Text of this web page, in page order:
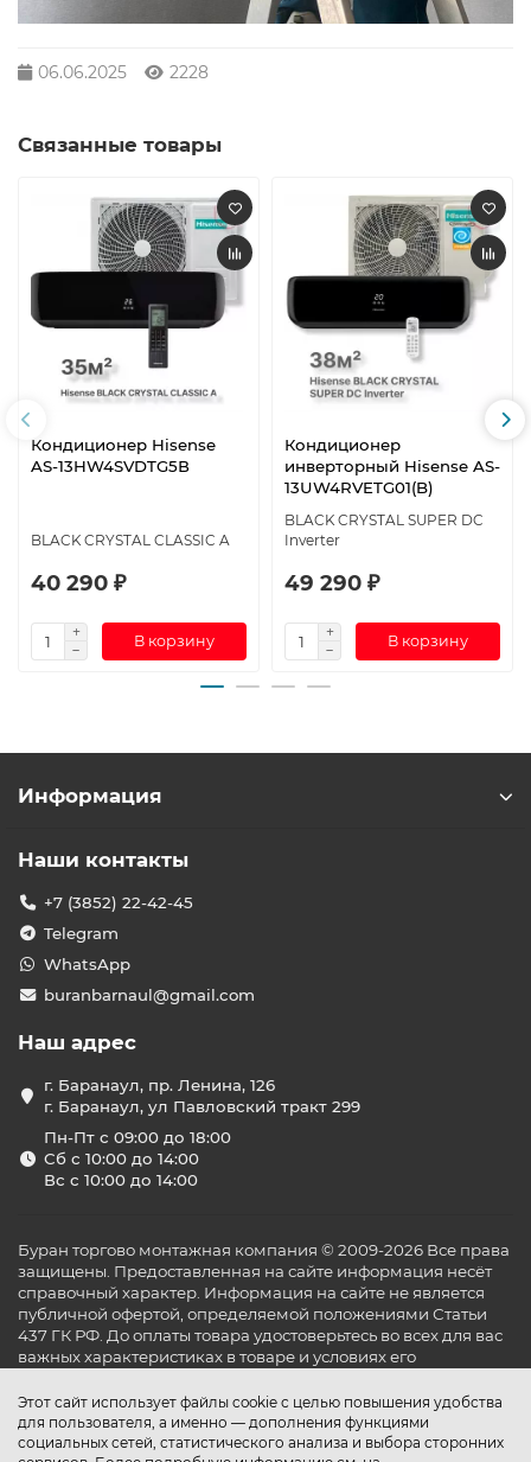
06.06.2025 2228
Связанные товары
Кондиционер Hisense
AS-13HW4SVDTG5В
BLACK CRYSTAL CLASSIC A
40 290 ₽
В корзину
Кондиционер
инверторный Hisense AS-
13UW4RVETG01(B)
BLACK CRYSTAL SUPER DC
Inverter
49 290 ₽
В корзину
Этот сайт использует файлы cookie с целью повышения удобства
для пользователя, а именно — дополнения функциями
социальных сетей, статистического анализа и выбора сторонних
Информация
Наши контакты
+7 (3852) 22-42-45
Telegram
WhatsApp
buranbarnaul@gmail.com
Наш адрес
г. Баранаул, пр. Ленина, 126
г. Баранаул, ул Павловский тракт 299
Пн-Пт с 09:00 до 18:00
Сб с 10:00 до 14:00
Вс с 10:00 до 14:00
Буран торгово монтажная компания © 2009-2026 Все права
защищены. Предоставленная на сайте информация несёт
справочный характер. Информация на сайте не является
публичной офертой, определяемой положениями Статьи
437 ГК РФ. До оплаты товара удостоверьтесь во всех для вас
важных характеристиках в товаре и условиях его